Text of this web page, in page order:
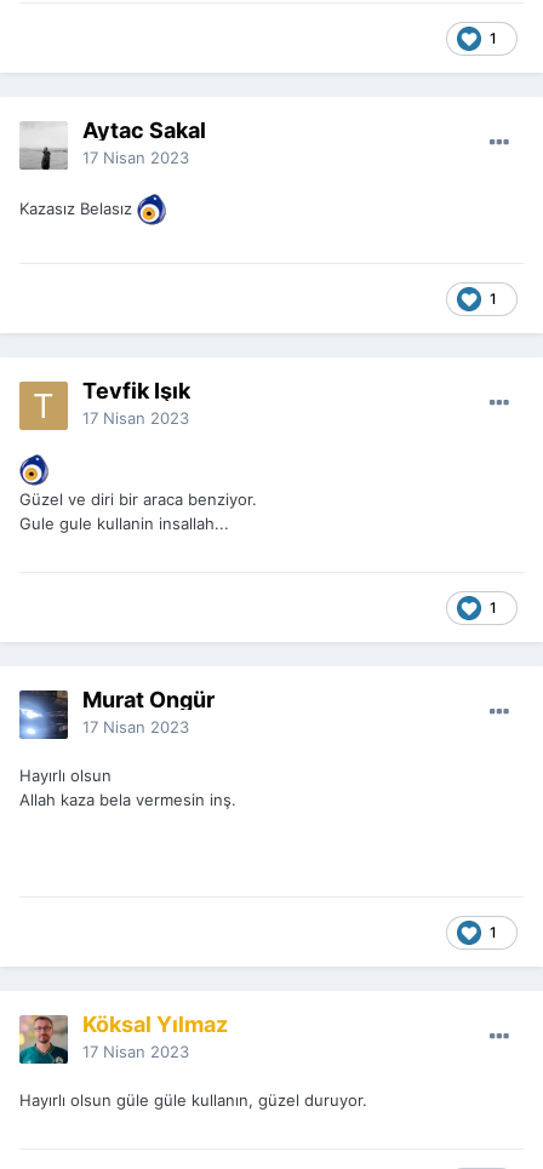
1
Aytac Sakal
17 Nisan 2023
Kazasız Belasız
1
Tevfik Işık
17 Nisan 2023
Güzel ve diri bir araca benziyor.
Gule gule kullanin insallah...
1
Murat Öngür
17 Nisan 2023
Hayırlı olsun
Allah kaza bela vermesin inş.
1
Köksal Yılmaz
17 Nisan 2023
Hayırlı olsun güle güle kullanın, güzel duruyor.